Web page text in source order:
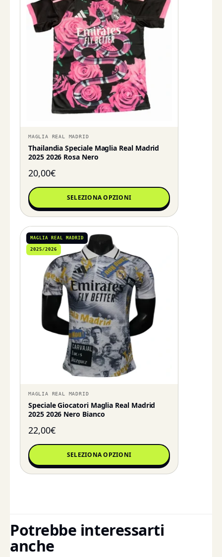
MAGLIA REAL MADRID
Thailandia Speciale Maglia Real Madrid
2025 2026 Rosa Nero
20,00€
SELEZIONA OPZIONI
MAGLIA REAL MADRID
2025/2026
MAGLIA REAL MADRID
Speciale Giocatori Maglia Real Madrid
2025 2026 Nero Bianco
22,00€
SELEZIONA OPZIONI
Potrebbe interessarti
anche